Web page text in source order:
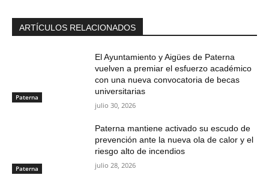
ARTÍCULOS RELACIONADOS
Paterna
El Ayuntamiento y Aigües de Paterna
vuelven a premiar el esfuerzo académico
con una nueva convocatoria de becas
universitarias
julio 30, 2026
Paterna
Paterna mantiene activado su escudo de
prevención ante la nueva ola de calor y el
riesgo alto de incendios
julio 28, 2026